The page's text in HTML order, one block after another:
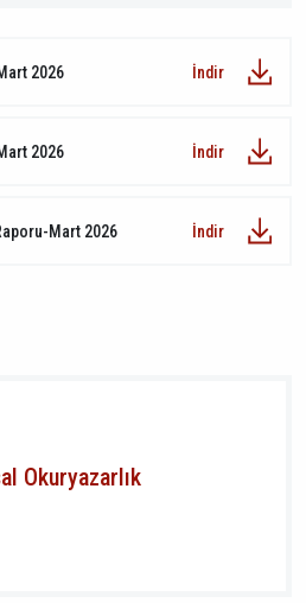
2026 İndir
2026 İndir
Mart 2026 İndir
Okuryazarlık